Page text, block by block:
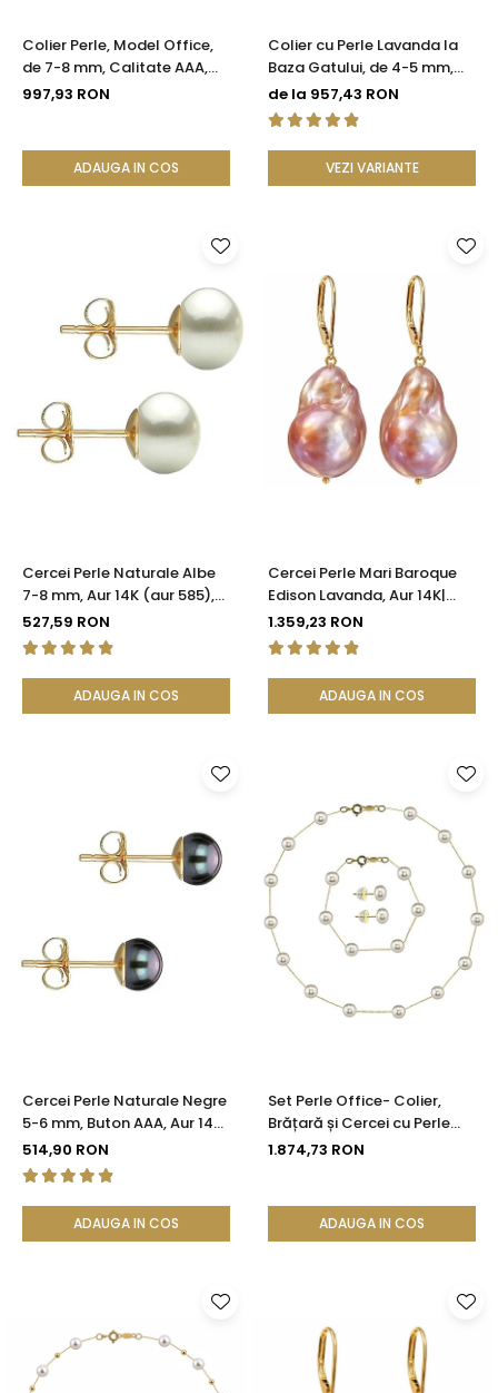
Colier Perle, Model Office,
de 7-8 mm, Calitate AAA,
Aur 14K | KASKADDA®
997,93 RON
ADAUGA IN COS
Colier cu Perle Lavanda la
Baza Gatului, de 4-5 mm,
Perle Rare, Calitate AAA+,
Aur 14K | KASKADDA®
de la 957,43 RON
VEZI VARIANTE
Cercei Perle Naturale Albe
7-8 mm, Aur 14K (aur 585),
Calitatea AAA | KASKADDA®
527,59 RON
ADAUGA IN COS
Cercei Perle Mari Baroque
Edison Lavanda, Aur 14K|
KASKADDA®
1.359,23 RON
ADAUGA IN COS
Cercei Perle Naturale Negre
5-6 mm, Buton AAA, Aur 14K
(aur 585), Tip Șurub |
KASKADDA®
514,90 RON
ADAUGA IN COS
Set Perle Office- Colier,
Brățară și Cercei cu Perle
Naturale Albe 4-5 mm, Aur
1.874,73 RON
ADAUGA IN COS